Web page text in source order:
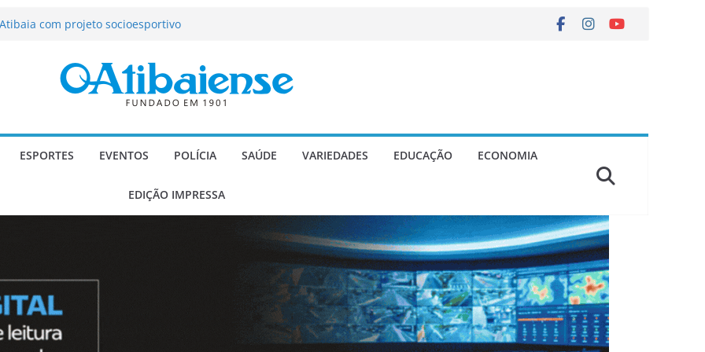
e Morango abre programação
infantis e valorização dos produtores
a deputado estadual é
ESPORTES EVENTOS POLÍCIA SAÚDE VARIEDADES EDUCAÇÃO ECONOMIA
EDIÇÃO IMPRESSA